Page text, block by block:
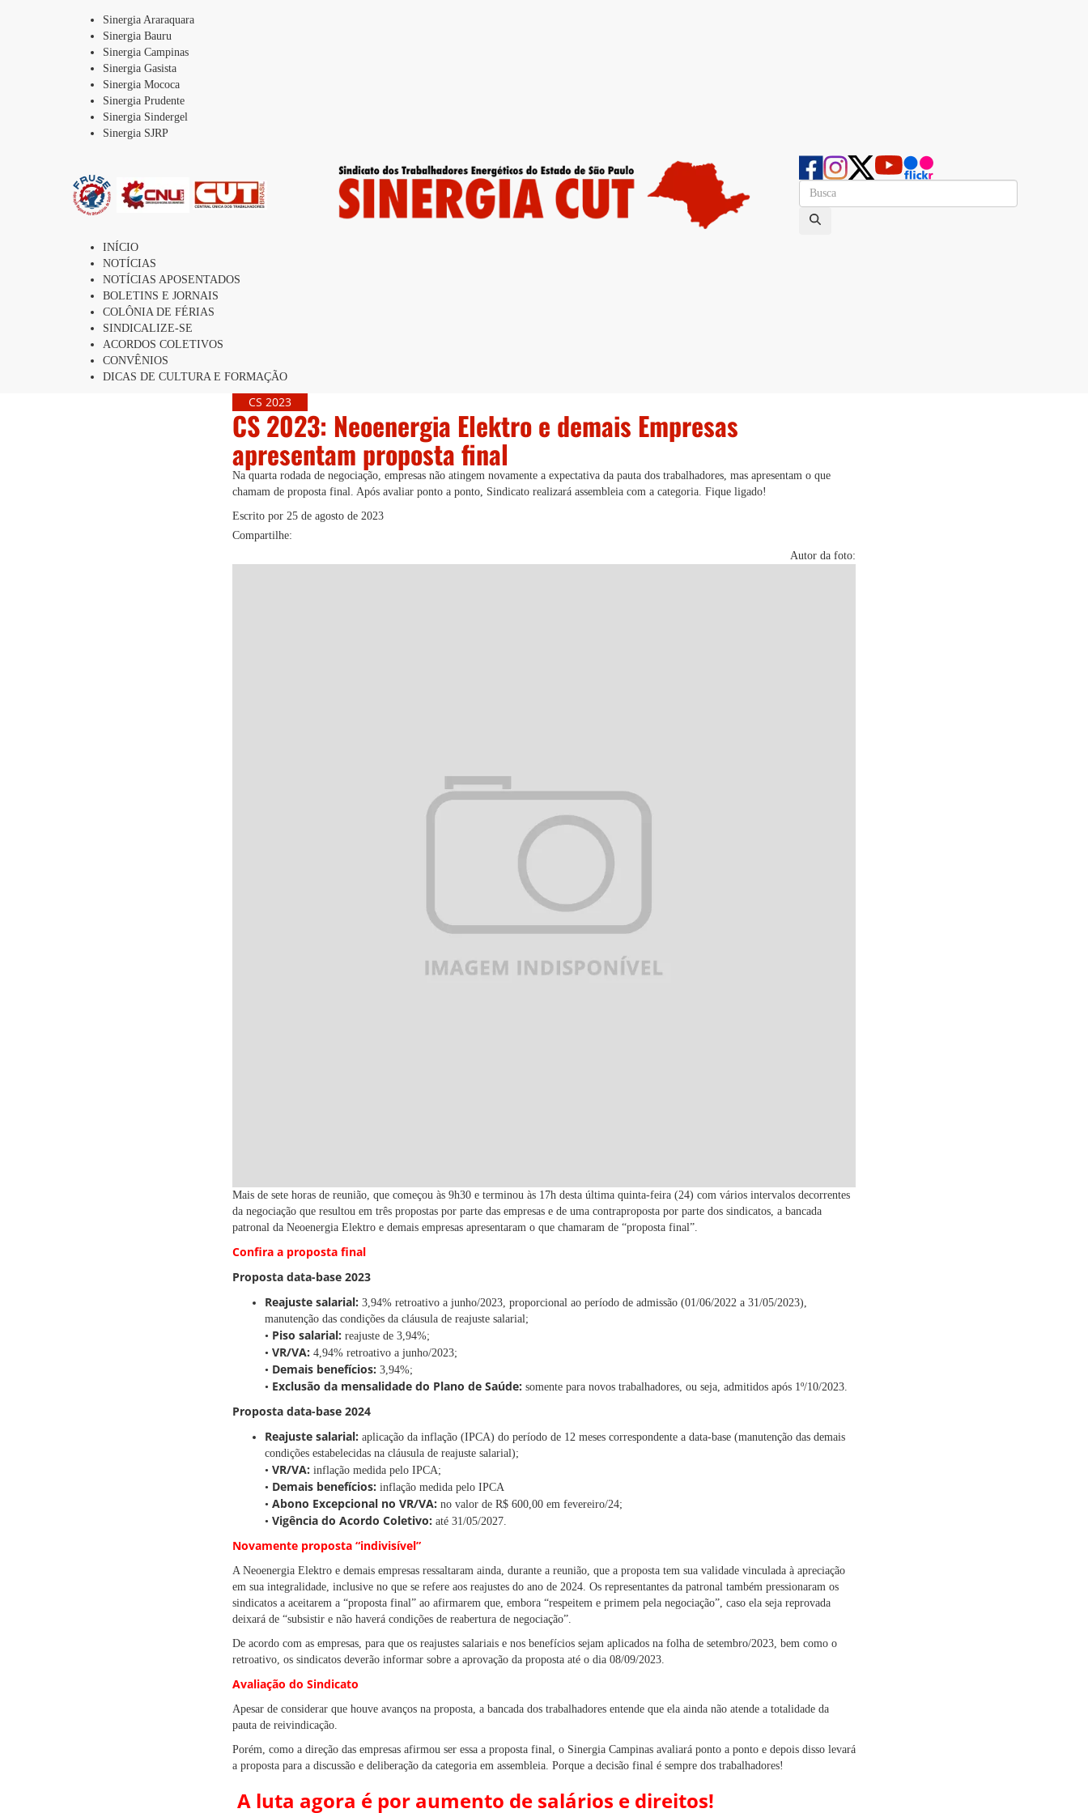
Sinergia Araraquara
Sinergia Bauru
Sinergia Campinas
Sinergia Gasista
Sinergia Mococa
Sinergia Prudente
Sinergia Sindergel
Sinergia SJRP
INÍCIO
NOTÍCIAS
NOTÍCIAS APOSENTADOS
BOLETINS E JORNAIS
COLÔNIA DE FÉRIAS
SINDICALIZE-SE
ACORDOS COLETIVOS
CONVÊNIOS
DICAS DE CULTURA E FORMAÇÃO
CS 2023
CS 2023: Neoenergia Elektro e demais Empresas
apresentam proposta final
Na quarta rodada de negociação, empresas não atingem novamente a expectativa da pauta dos trabalhadores, mas apresentam o que
chamam de proposta final. Após avaliar ponto a ponto, Sindicato realizará assembleia com a categoria. Fique ligado!
Escrito por 25 de agosto de 2023
Compartilhe:
Autor da foto:
Mais de sete horas de reunião, que começou às 9h30 e terminou às 17h desta última quinta-feira (24) com vários intervalos decorrentes
da negociação que resultou em três propostas por parte das empresas e de uma contraproposta por parte dos sindicatos, a bancada
patronal da Neoenergia Elektro e demais empresas apresentaram o que chamaram de “proposta final”.
Confira a proposta final
Proposta data-base 2023
Reajuste salarial: 3,94% retroativo a junho/2023, proporcional ao período de admissão (01/06/2022 a 31/05/2023),
manutenção das condições da cláusula de reajuste salarial;
• Piso salarial: reajuste de 3,94%;
• VR/VA: 4,94% retroativo a junho/2023;
• Demais benefícios: 3,94%;
• Exclusão da mensalidade do Plano de Saúde: somente para novos trabalhadores, ou seja, admitidos após 1º/10/2023.
Proposta data-base 2024
Reajuste salarial: aplicação da inflação (IPCA) do período de 12 meses correspondente a data-base (manutenção das demais
condições estabelecidas na cláusula de reajuste salarial);
• VR/VA: inflação medida pelo IPCA;
• Demais benefícios: inflação medida pelo IPCA
• Abono Excepcional no VR/VA: no valor de R$ 600,00 em fevereiro/24;
• Vigência do Acordo Coletivo: até 31/05/2027.
Novamente proposta “indivisível”
A Neoenergia Elektro e demais empresas ressaltaram ainda, durante a reunião, que a proposta tem sua validade vinculada à apreciação
em sua integralidade, inclusive no que se refere aos reajustes do ano de 2024. Os representantes da patronal também pressionaram os
sindicatos a aceitarem a “proposta final” ao afirmarem que, embora “respeitem e primem pela negociação”, caso ela seja reprovada
deixará de “subsistir e não haverá condições de reabertura de negociação”.
De acordo com as empresas, para que os reajustes salariais e nos benefícios sejam aplicados na folha de setembro/2023, bem como o
retroativo, os sindicatos deverão informar sobre a aprovação da proposta até o dia 08/09/2023.
Avaliação do Sindicato
Apesar de considerar que houve avanços na proposta, a bancada dos trabalhadores entende que ela ainda não atende a totalidade da
pauta de reivindicação.
Porém, como a direção das empresas afirmou ser essa a proposta final, o Sinergia Campinas avaliará ponto a ponto e depois disso levará
a proposta para a discussão e deliberação da categoria em assembleia. Porque a decisão final é sempre dos trabalhadores!
A luta agora é por aumento de salários e direitos!